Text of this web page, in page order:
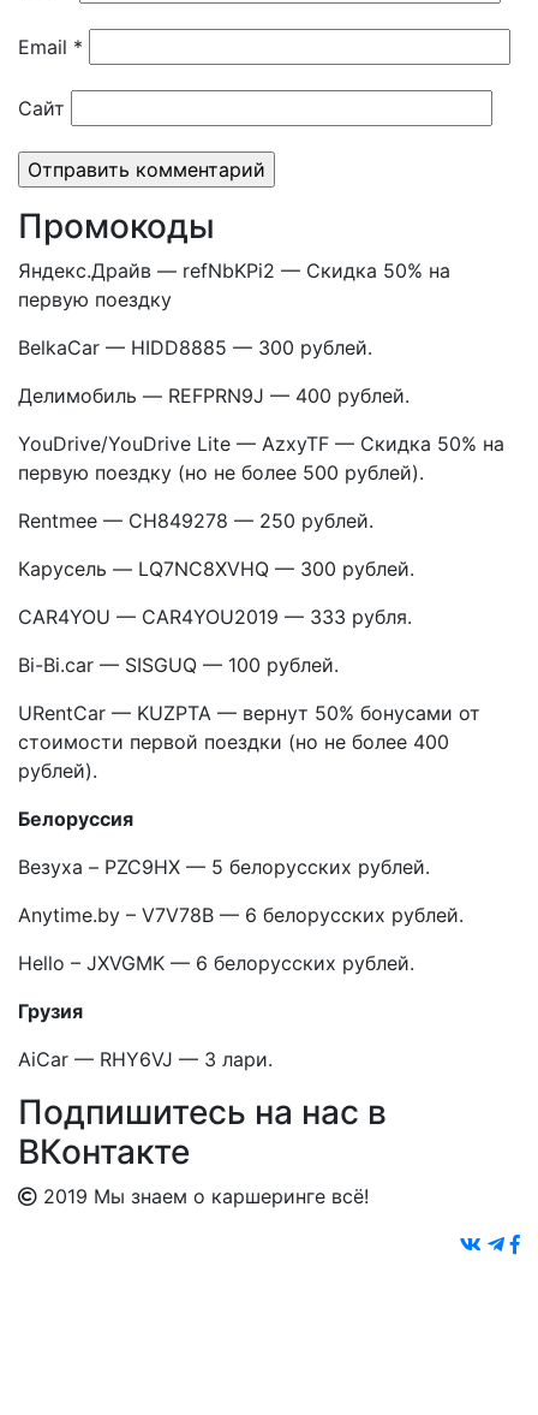
Email *
Сайт
Промокоды
Яндекс.Драйв — refNbKPi2 — Скидка 50% на
первую поездку
BelkaCar — HIDD8885 — 300 рублей.
Делимобиль — REFPRN9J — 400 рублей.
YouDrive/YouDrive Lite — AzxyTF — Скидка 50% на
первую поездку (но не более 500 рублей).
Rentmee — CH849278 — 250 рублей.
Карусель — LQ7NC8XVHQ — 300 рублей.
CAR4YOU — CAR4YOU2019 — 333 рубля.
Bi-Bi.car — SISGUQ — 100 рублей.
URentCar — KUZPTA — вернут 50% бонусами от
стоимости первой поездки (но не более 400
рублей).
Белоруссия
Везуха – PZC9HX — 5 белорусских рублей.
Anytime.by – V7V78B — 6 белорусских рублей.
Hello – JXVGMK — 6 белорусских рублей.
Грузия
AiCar — RHY6VJ — 3 лари.
Подпишитесь на нас в
ВКонтакте
2019 Мы знаем о каршеринге всё!